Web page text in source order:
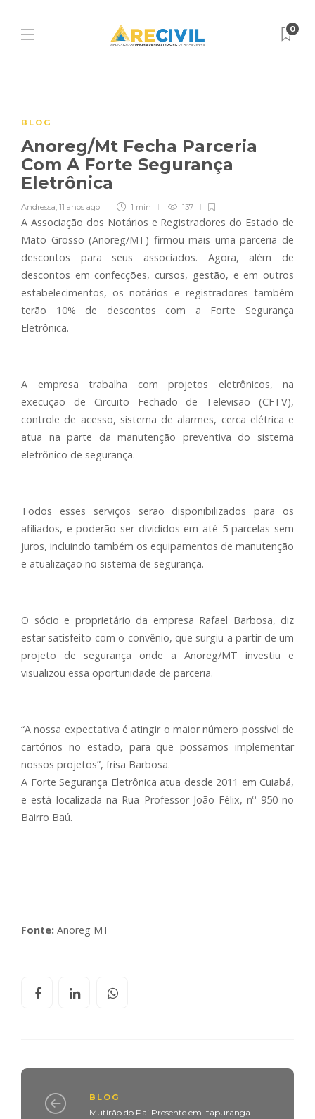
0
BLOG
Anoreg/Mt Fecha Parceria
Com A Forte Segurança
Eletrônica
Andressa, 11 anos ago 1 min 137
A Associação dos Notários e Registradores do Estado de
Mato Grosso (Anoreg/MT) firmou mais uma parceria de
descontos para seus associados. Agora, além de
descontos em confecções, cursos, gestão, e em outros
estabelecimentos, os notários e registradores também
terão 10% de descontos com a Forte Segurança
Eletrônica.
A empresa trabalha com projetos eletrônicos, na
execução de Circuito Fechado de Televisão (CFTV),
controle de acesso, sistema de alarmes, cerca elétrica e
atua na parte da manutenção preventiva do sistema
eletrônico de segurança.
Todos esses serviços serão disponibilizados para os
afiliados, e poderão ser divididos em até 5 parcelas sem
juros, incluindo também os equipamentos de manutenção
e atualização no sistema de segurança.
O sócio e proprietário da empresa Rafael Barbosa, diz
estar satisfeito com o convênio, que surgiu a partir de um
projeto de segurança onde a Anoreg/MT investiu e
visualizou essa oportunidade de parceria.
“A nossa expectativa é atingir o maior número possível de
cartórios no estado, para que possamos implementar
nossos projetos”, frisa Barbosa.
A Forte Segurança Eletrônica atua desde 2011 em Cuiabá,
e está localizada na Rua Professor João Félix, nº 950 no
Bairro Baú.
Fonte: Anoreg MT
BLOG
Mutirão do Pai Presente em Itapuranga